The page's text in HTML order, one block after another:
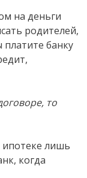
на деньги
родителей,
платите банку
то
ипотеке лишь
когда